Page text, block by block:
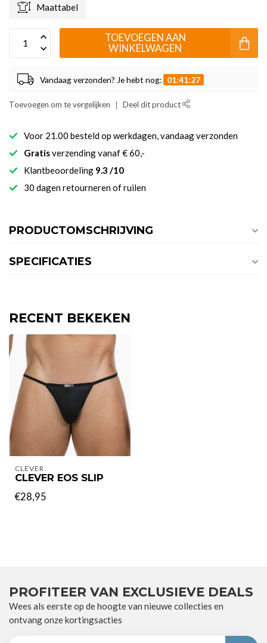
Maattabel
TOEVOEGEN AAN
WINKELWAGEN
Vandaag verzonden? Je hebt nog: 01:41:27
Toevoegen om te vergelijken Deel dit product
Voor 21.00 besteld op werkdagen, vandaag verzonden
Gratisverzending vanaf € 60,-
Klantbeoordeling 9.3 /10
30 dagen retourneren of ruilen
PRODUCTOMSCHRIJVING
SPECIFICATIES
RECENT BEKEKEN
CLEVER
CLEVER EOS SLIP
€28,95
PROFITEER VAN EXCLUSIEVE DEALS
Wees als eerste op de hoogte van nieuwe collecties en
ontvang onze kortingsacties